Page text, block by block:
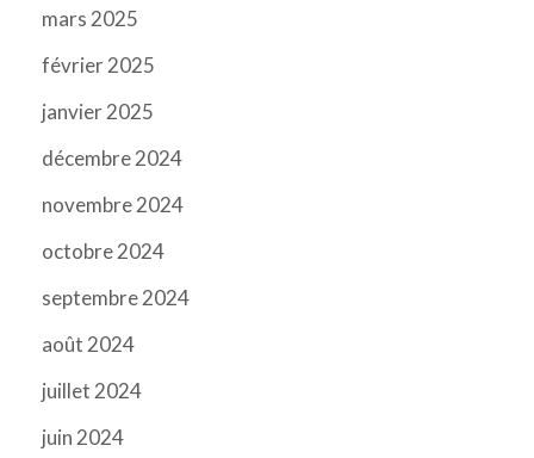
mars 2025
février 2025
janvier 2025
décembre 2024
novembre 2024
octobre 2024
septembre 2024
août 2024
juillet 2024
juin 2024